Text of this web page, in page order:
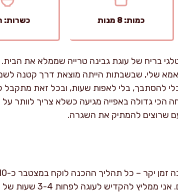
כמות: 8 מנות כשרות:
בריח של עוגת גבינה טרייה שממלא את
נזכר באמא שלי, שבשבתות הייתה מוצאת דרך קטנה
להסתבך, בלי לאפות שעות, ובכל זאת מתקבל
הכי גדולה באפייה מגיעה כשלא צריך לוותר
שרוצים להמתיק את השגרה.
רק מערבבים,